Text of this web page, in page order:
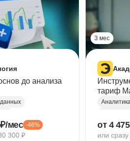
до анализа
мес -46%
300 ₽
3 мес
тариф
Excel для
от 4
или